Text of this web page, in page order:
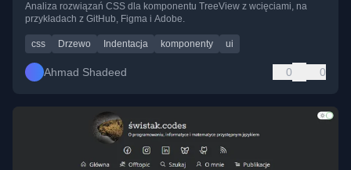
Analiza rozwiązań CSS dla komponentu TreeView z wcięciami, na
przykładach z GitHub, Figma i Adobe.
css Drzewo Indentacja komponenty ui
Ahmad Shadeed 0 0